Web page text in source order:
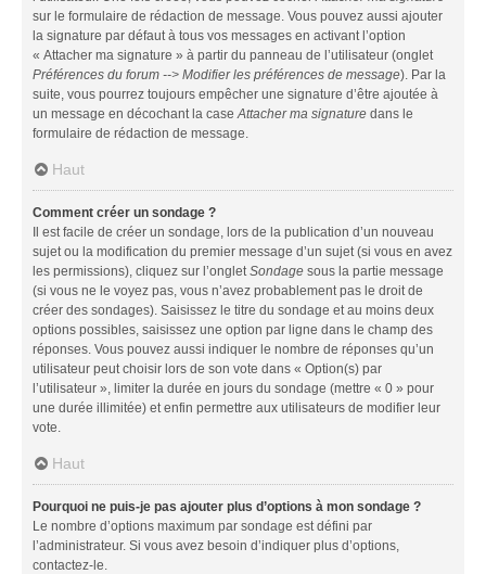
sur le formulaire de rédaction de message. Vous pouvez aussi ajouter
la signature par défaut à tous vos messages en activant l’option
« Attacher ma signature » à partir du panneau de l’utilisateur (onglet
Préférences du forum --> Modifier les préférences de message). Par la
suite, vous pourrez toujours empêcher une signature d’être ajoutée à
un message en décochant la case Attacher ma signature dans le
formulaire de rédaction de message.
Haut
Comment créer un sondage ?
Il est facile de créer un sondage, lors de la publication d’un nouveau
sujet ou la modification du premier message d’un sujet (si vous en avez
les permissions), cliquez sur l’onglet Sondage sous la partie message
(si vous ne le voyez pas, vous n’avez probablement pas le droit de
créer des sondages). Saisissez le titre du sondage et au moins deux
options possibles, saisissez une option par ligne dans le champ des
réponses. Vous pouvez aussi indiquer le nombre de réponses qu’un
utilisateur peut choisir lors de son vote dans « Option(s) par
l’utilisateur », limiter la durée en jours du sondage (mettre « 0 » pour
une durée illimitée) et enfin permettre aux utilisateurs de modifier leur
vote.
Haut
Pourquoi ne puis-je pas ajouter plus d’options à mon sondage ?
Le nombre d’options maximum par sondage est défini par
l’administrateur. Si vous avez besoin d’indiquer plus d’options,
contactez-le.